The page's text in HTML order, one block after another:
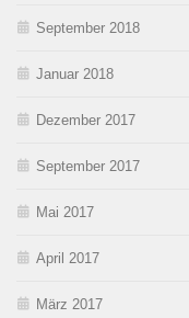
September 2018
Januar 2018
Dezember 2017
September 2017
Mai 2017
April 2017
März 2017